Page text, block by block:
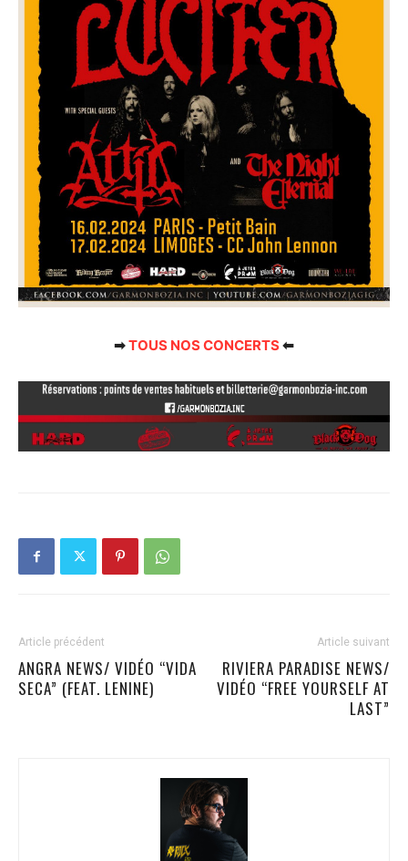
➡TOUS NOS CONCERTS⬅
Article précédent
ANGRA NEWS/ VIDÉO “VIDA
SECA” (FEAT. LENINE)
Article suivant
RIVIERA PARADISE NEWS/
VIDÉO “FREE YOURSELF AT
LAST”